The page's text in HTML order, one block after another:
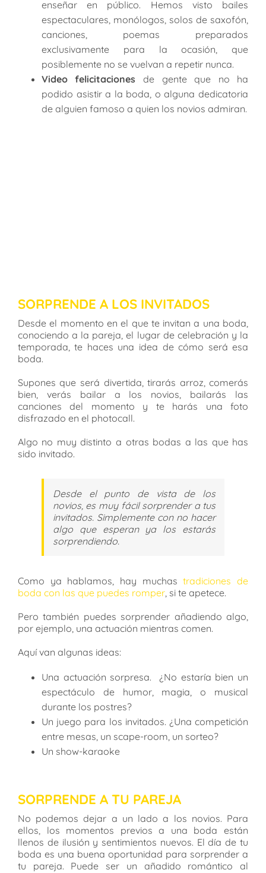
enseñar en público. Hemos visto bailes
espectaculares, monólogos, solos de saxofón,
canciones, poemas preparados
exclusivamente para la ocasión, que
posiblemente no se vuelvan a repetir nunca.
Video felicitaciones de gente que no ha
podido asistir a la boda, o alguna dedicatoria
de alguien famoso a quien los novios admiran.
SORPRENDE A LOS INVITADOS
Desde el momento en el que te invitan a una boda,
conociendo a la pareja, el lugar de celebración y la
temporada, te haces una idea de cómo será esa
boda.
Supones que será divertida, tirarás arroz, comerás
bien, verás bailar a los novios, bailarás las
canciones del momento y te harás una foto
disfrazado en el photocall.
Algo no muy distinto a otras bodas a las que has
sido invitado.
Desde el punto de vista de los
novios, es muy fácil sorprender a tus
invitados. Simplemente con no hacer
algo que esperan ya los estarás
sorprendiendo.
Como ya hablamos, hay muchastradiciones de
boda con las que puedes romper, si te apetece.
Pero también puedes sorprender añadiendo algo,
por ejemplo, una actuación mientras comen.
Aquí van algunas ideas:
Una actuación sorpresa. ¿No estaría bien un
espectáculo de humor, magia, o musical
durante los postres?
Un juego para los invitados. ¿Una competición
entre mesas, un scape-room, un sorteo?
Un show-karaoke
SORPRENDE A TU PAREJA
No podemos dejar a un lado a los novios. Para
ellos, los momentos previos a una boda están
llenos de ilusión y sentimientos nuevos. El día de tu
boda es una buena oportunidad para sorprender a
tu pareja. Puede ser un añadido romántico al